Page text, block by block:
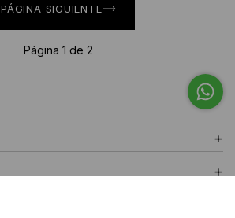
PÁGINA SIGUIENTE
Página 1 de 2
+
+